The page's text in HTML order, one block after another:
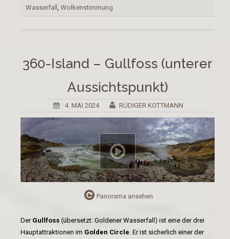
Wasserfall
Wolkenstimmung
360-Island – Gullfoss (unterer
Aussichtspunkt)
4. MAI 2024 RÜDIGER KOTTMANN
Panorama ansehen
Der Gullfoss (übersetzt: Goldener Wasserfall) ist eine der drei
Hauptattraktionen im Golden Circle . Er ist sicherlich einer der